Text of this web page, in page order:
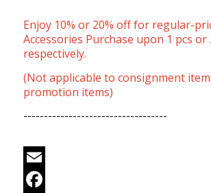
Enjoy 10% or 20% off for regular-
Accessories Purchase upon 1 pcs or
respectively.
(Not applicable to consignment
promotion items)
-----------------------------------
Email